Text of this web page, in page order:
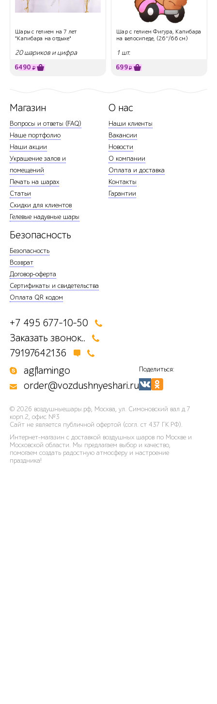
Шары с гелием на 7 лет
"Капибара на отдыхе"
20 шариков и цифра
6490 ₽
Шар с гелием Фигура, Капибара
на велосипеде, (26''/66 см)
1 шт.
699₽
Магазин
Вопросы и ответы (FAQ)
Наше портфолио
Наши акции
Украшение залов и
помещений
Печать на шарах
Статьи
Скидки для клиентов
Гелевые надувные шары
О нас
Наши клиенты
Вакансии
Новости
О компании
Оплата и доставка
Контакты
Гарантии
Безопасность
Безопасность
Возврат
Договор-оферта
Сертификаты и свидетельства
Оплата QR кодом
+7 495 677-10-50
Заказать звонок..
79197642136
agflamingo
order@vozdushnyeshari.ru
Поделиться:
© 2026 воздушныешары.рф, Москва, ул. Симоновский вал д.7
корп.2, офис №3
Сайт не является публичной офертой (согл. ст 437 ГК РФ).
Интернет-магазин с доставкой воздушных шаров по Москве и
Московской области. Мы предлагаем выбор и качество,
помогаем создать радостную атмосферу и настроение
праздника!